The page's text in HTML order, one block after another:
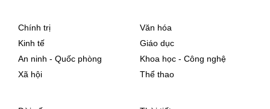
Chính trị
Kinh tế
An ninh - Quốc phòng
Xã hội
Văn hóa
Giáo dục
Khoa học - Công nghệ
Thể thao